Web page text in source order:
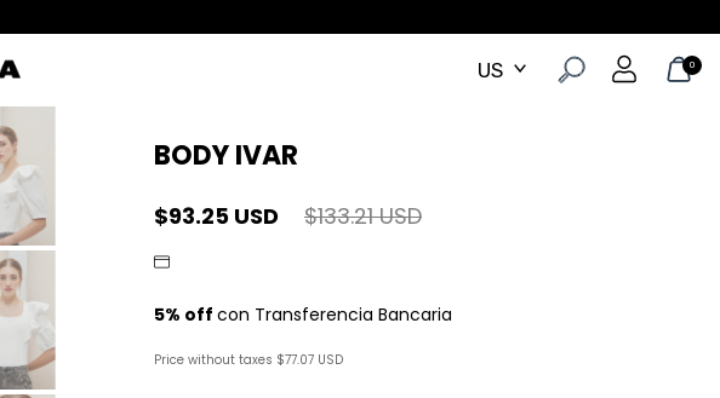
0
BODY IVAR
$93.25 USD $133.21 USD
Price without taxes $77.07 USD